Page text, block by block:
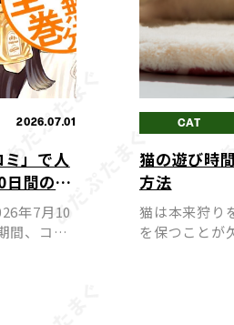
2026.07.01
」で人
間の豪
年7月10
間、コミ
CAT
猫の遊び時
方法
猫は本来狩り
を保つことが